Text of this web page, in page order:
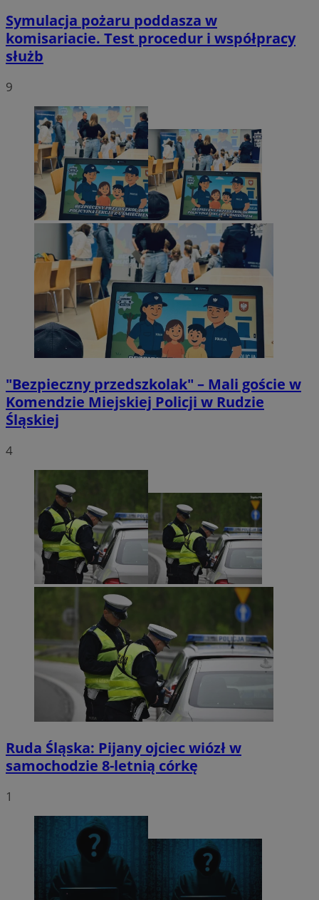
Symulacja pożaru poddasza w
komisariacie. Test procedur i współpracy
służb
9
"Bezpieczny przedszkolak" – Mali goście w
Komendzie Miejskiej Policji w Rudzie
Śląskiej
4
Ruda Śląska: Pijany ojciec wiózł w
samochodzie 8-letnią córkę
1